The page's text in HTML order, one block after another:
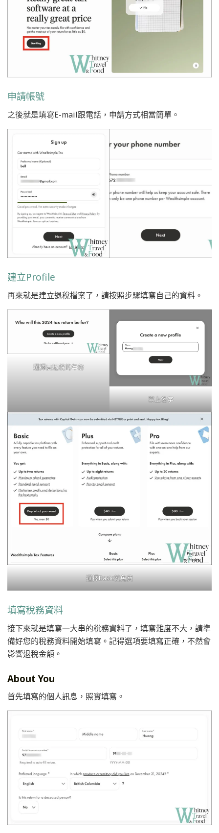
申請帳號
之後就是填寫E-mail跟電話，申請方式相當簡單。
建立Profile
再來就是建立退稅檔案了，請按照步驟填寫自己的資料。
選擇要退稅的年份
寫上名字
選擇Basic就免費
填寫稅務資料
接下來就是填寫一大串的稅務資料了，填寫難度不大，請準
備好您的稅務資料開始填寫。記得選項要填寫正確，不然會
影響退稅金額。
About You
首先填寫的個人訊息，照實填寫。